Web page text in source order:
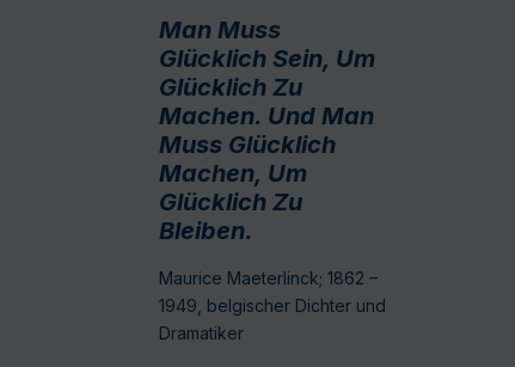
Man Muss
Glücklich Sein, Um
Glücklich Zu
Machen. Und Man
Muss Glücklich
Machen, Um
Glücklich Zu
Bleiben.
Maurice Maeterlinck; 1862 –
1949, belgischer Dichter und
Dramatiker